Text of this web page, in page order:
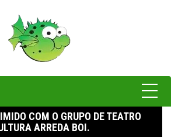
COM O GRUPO DE TEATRO
ARREDA BOI.